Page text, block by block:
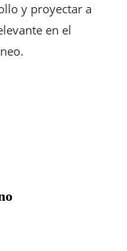
y proyectar a
en el